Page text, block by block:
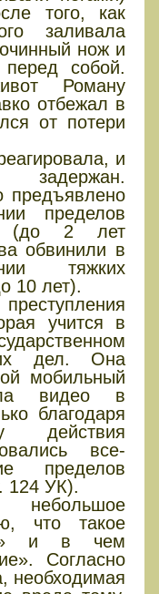
того, как
заливала
нож и
собой.
Роману
отбежал в
от потери
и
предъявлено
пределов
(до 2 лет
обвинили в
тяжких
10 лет).
учится в
дел. Она
мобильный
видео в
благодаря
действия
все-
пределов
124 УК).
что такое
и в чем
Согласно
необходимая